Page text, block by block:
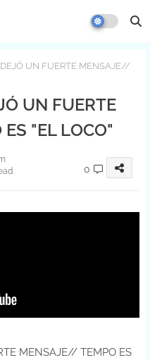
UN FUERTE MENSAJE//
UN FUERTE
"EL LOCO"
0
MENSAJE// TEMPO ES